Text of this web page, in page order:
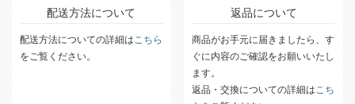
配送方法について 返品について
商品がお手元に届きましたら、す
ぐに内容のご確認をお願いいたし